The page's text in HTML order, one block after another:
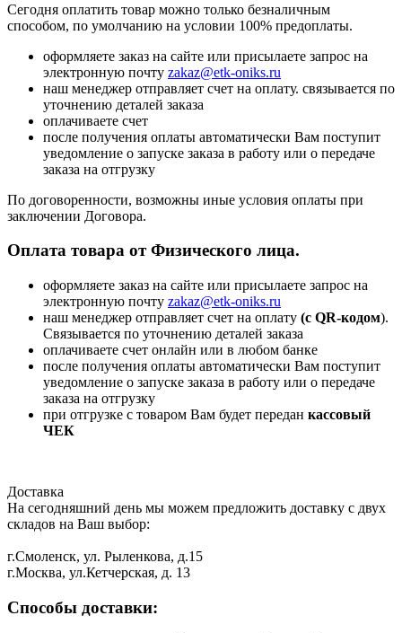
Сегодня оплатить товар можно только безналичным
способом, по умолчанию на условии 100% предоплаты.
оформляете заказ на сайте или присылаете запрос на
электронную почту zakaz@etk-oniks.ru
наш менеджер отправляет счет на оплату. связывается по
уточнению деталей заказа
оплачиваете счет
после получения оплаты автоматически Вам поступит
уведомление о запуске заказа в работу или о передаче
заказа на отгрузку
По договоренности, возможны иные условия оплаты при
заключении Договора.
Оплата товара от Физического лица.
оформляете заказ на сайте или присылаете запрос на
электронную почту zakaz@etk-oniks.ru
наш менеджер отправляет счет на оплату (с QR-кодом).
Связывается по уточнению деталей заказа
оплачиваете счет онлайн или в любом банке
после получения оплаты автоматически Вам поступит
уведомление о запуске заказа в работу или о передаче
заказа на отгрузку
при отгрузке с товаром Вам будет передан кассовый
ЧЕК
Доставка
На сегодняшний день мы можем предложить доставку с двух
складов на Ваш выбор:
г.Смоленск, ул. Рыленкова, д.15
г.Москва, ул.Кетчерская, д. 13
Способы доставки: